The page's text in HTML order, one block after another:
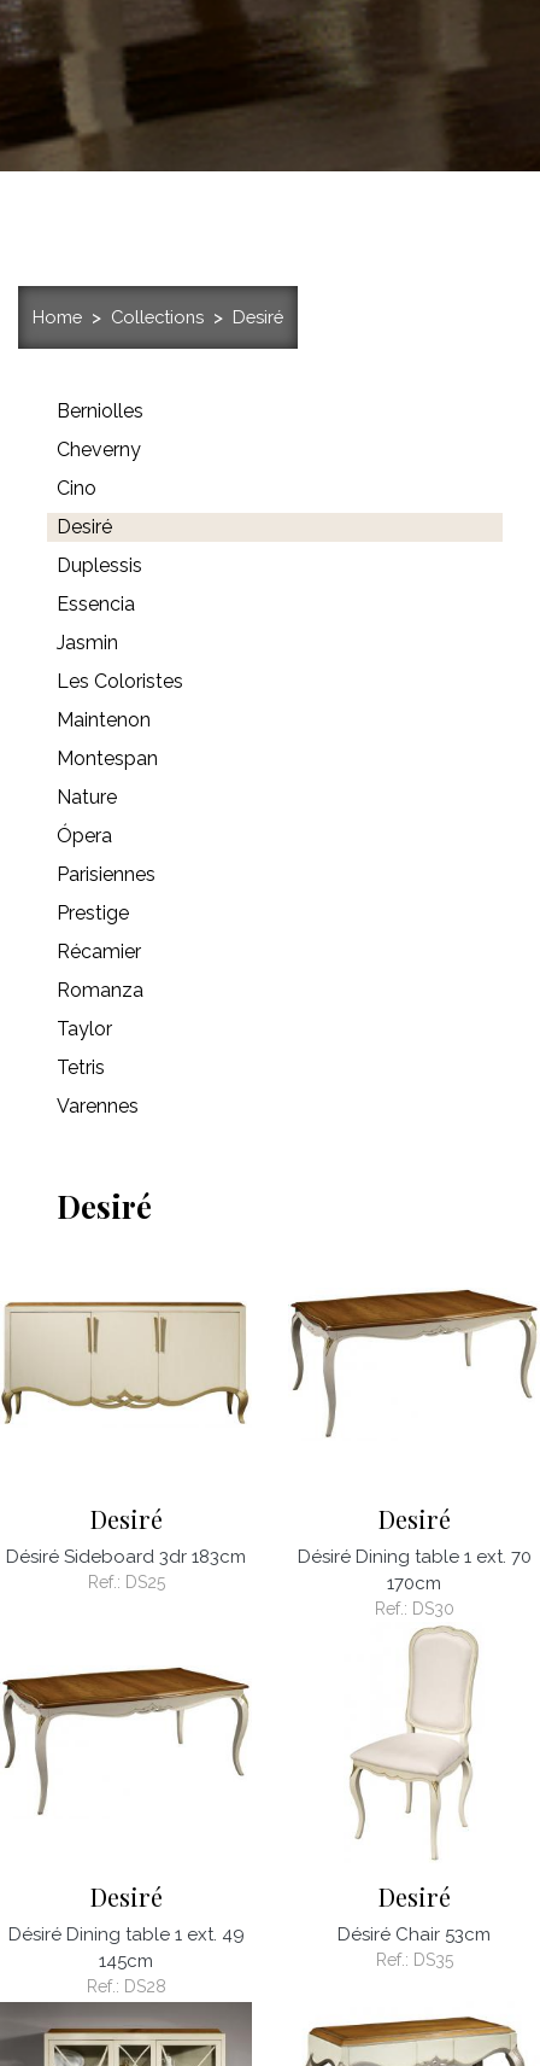
Home Collections Desiré
Desiré
Desiré
Désiré Sideboard 3dr 183cm
Ref.: DS25
Desiré
Désiré Dining table 1 ext. 70
170cm
Ref.: DS30
Desiré
Désiré Dining table 1 ext. 49
145cm
Ref.: DS28
Desiré
Désiré Chair 53cm
Ref.: DS35
Berniolles
Cheverny
Cino
Desiré
Duplessis
Essencia
Jasmin
Les Coloristes
Maintenon
Montespan
Nature
Ópera
Parisiennes
Prestige
Récamier
Romanza
Taylor
Tetris
Varennes